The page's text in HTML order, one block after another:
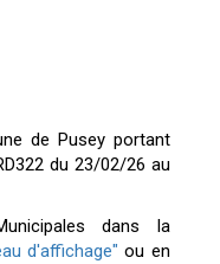
de Pusey portant
du 23/02/26 au
dans la
d'affichage"ou en